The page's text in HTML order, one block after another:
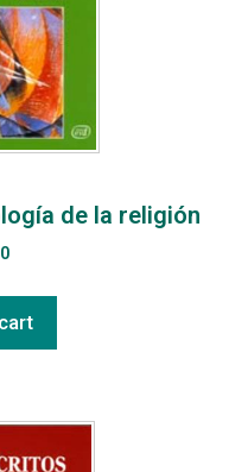
de la religión